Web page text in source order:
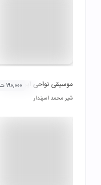
موسیقی نواحی ایران -
شیر محمد اسپندار
۱۹۰,۰۰۰ ت